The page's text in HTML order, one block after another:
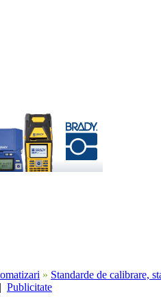
» Standarde de calibrare,
| Publicitate